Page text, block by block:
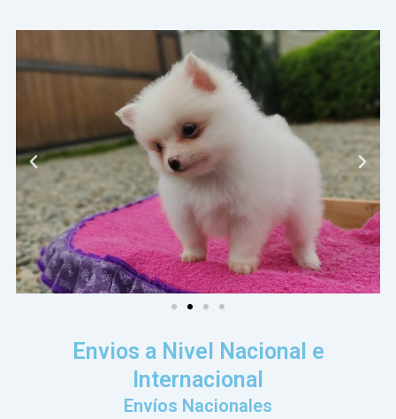
Envios a Nivel Nacional e
Internacional
Envíos Nacionales